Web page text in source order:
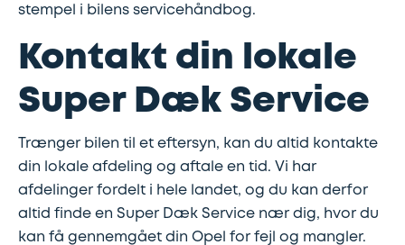
stempel i bilens servicehåndbog.
Kontakt din lokale
Super Dæk Service
Trænger bilen til et eftersyn, kan du altid kontakte
din lokale afdeling og aftale en tid. Vi har
afdelinger fordelt i hele landet, og du kan derfor
altid finde en Super Dæk Service nær dig, hvor du
kan få gennemgået din Opel for fejl og mangler.